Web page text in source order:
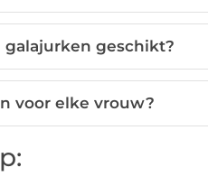
geschikt?
voor elke vrouw?